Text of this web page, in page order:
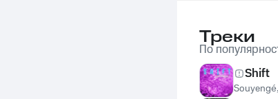
Треки
По
Shift
Souyengé,